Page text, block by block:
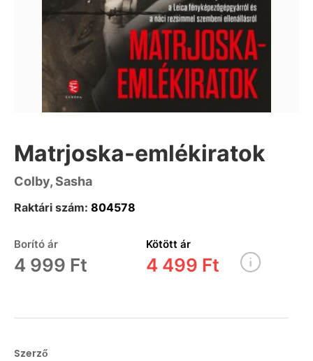
Matrjoska-emlékiratok
Colby, Sasha
Raktári szám: 804578
Borító ár
4 999 Ft
Kötött ár
4 499 Ft
Szerző